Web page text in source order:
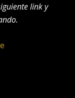
link y